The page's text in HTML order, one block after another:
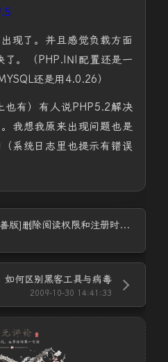
现了。并且感觉负载方面
了。（PHP.INI配置还是一
还是用4.0.26）
也有）有人说PHP5.2解决
我想我原来出现问题也是
系统日志里也提示有错误
[7.0个人信息美化完善版]删除阅读权限和注册时间及发帖等级
如何区别黑客工具与病毒
2009-10-30 14:41:33